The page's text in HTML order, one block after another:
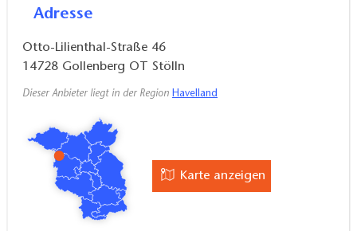
Adresse
Otto-Lilienthal-Straße 46
14728 Gollenberg OT Stölln
Dieser Anbieter liegt in der Region Havelland
Karte anzeigen